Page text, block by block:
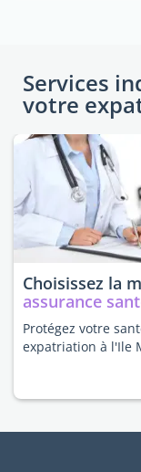
Services
votre
Choisissez la
assurance
Protégez votre
expatriation à l'Ile